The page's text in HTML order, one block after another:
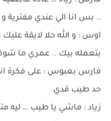
.. بس انا الي عندي مفترية
اوس : و الله حلا لايقة
بتعمله بيك .. عمري ما
فارس بعبوس : على فكرة
حد طيب قدي
زياد : ماشي يا طيب … ليه